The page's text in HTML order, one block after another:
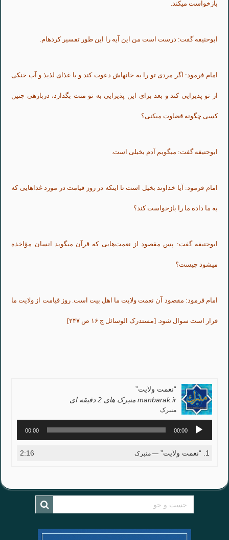
بازخواست می‏کند.
ابوحنیفه گفت: درست است من این آیه را این طورتفسیر کرده‏ام.
امام فرمود: اگر مردیتو را به خانه‏اش دعوت کند و با غذای لذیذ و آب خنکی
از تو پذیرایی کند و بعد برای این پذیراییبه تو منت بگذارد، درباره‏ی چنین
کسی چگونه قضاوت می‏کنی؟
ابوحنیفه گفت: می‏گویم آدم بخیلی است.
امام فرمود: آیا خداوند بخیل است تا اینکه در روز قیامتدر موردغذاهایی که
به ما داده ما را بازخواست کند؟
ابوحنیفه گفت: پس مقصود از نعمت‌هایی که قرآن می‏گوید انسان مؤاخذه
می‏شود چیست؟
امام فرمود: مقصود آن نعمت ولایت ما اهل‏ بیت است. روز قیامت از ولایت ما
قرار است سوال شود. [مستدرک الوسائل ج ۱۶ ص ۲۴۷]
“نعمت ولایت”
manbarak.ir منبرک های 2 دقیقه ای
منبرک
پخش‌کننده
صوت
00:00
00:00
1. “نعمت ولایت”— منبرک 2:16